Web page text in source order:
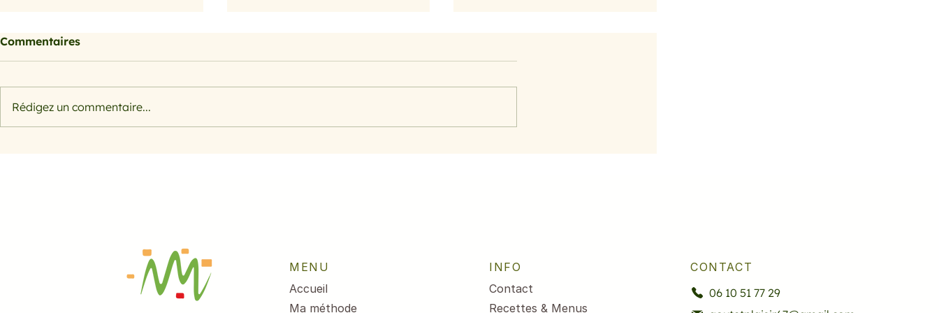
Petits farcis
Commentaires
Rédigez un commentaire...
MENU
Accueil
Ma méthode
INFO
Contact
Recettes & Menus
CONTACT
06 10 51 77 29